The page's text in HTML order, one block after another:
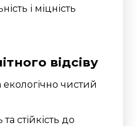
і міцність
відсіву
чистий
стійкість до